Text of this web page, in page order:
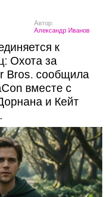
Автор:
Александр Иванов
к
Охота за
Bros. сообщила
вместе с
и Кейт